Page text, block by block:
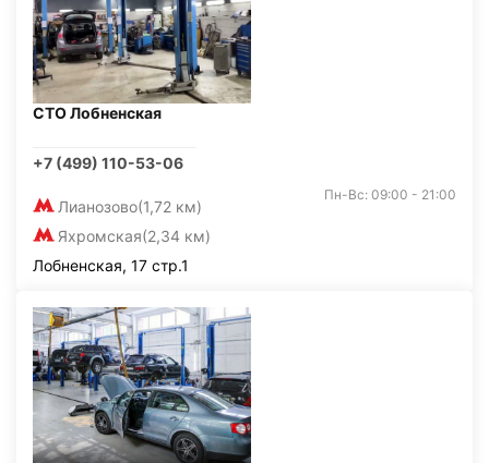
СТО Лобненская
+7 (499) 110-53-06
Лианозово(1,72 км)
Яхромская(2,34 км)
Пн-Вс: 09:00 - 21:00
Лобненская, 17 стр.1